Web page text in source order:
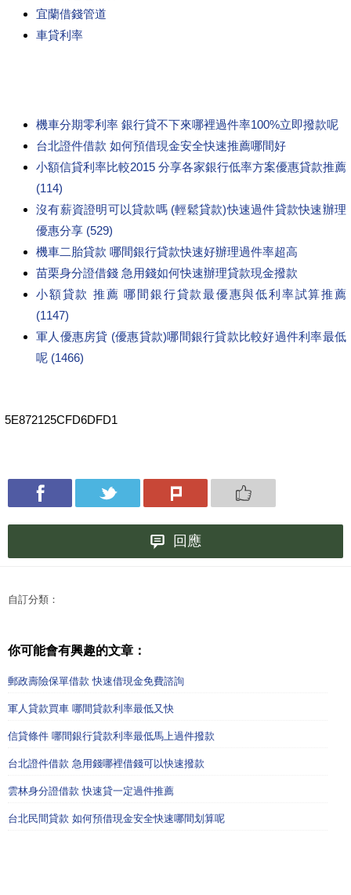
宜蘭借錢管道
車貸利率
機車分期零利率 銀行貸不下來哪裡過件率100%立即撥款呢
台北證件借款 如何預借現金安全快速推薦哪間好
小額信貸利率比較2015 分享各家銀行低率方案優惠貸款推薦
(114)
沒有薪資證明可以貸款嗎 (輕鬆貸款)快速過件貸款快速辦理
優惠分享 (529)
機車二胎貸款 哪間銀行貸款快速好辦理過件率超高
苗栗身分證借錢 急用錢如何快速辦理貸款現金撥款
小額貸款 推薦 哪間銀行貸款最優惠與低利率試算推薦
(1147)
軍人優惠房貸 (優惠貸款)哪間銀行貸款比較好過件利率最低
呢 (1466)
5E872125CFD6DFD1
回應
自訂分類：
你可能會有興趣的文章：
郵政壽險保單借款 快速借現金免費諮詢
軍人貸款買車 哪間貸款利率最低又快
信貸條件 哪間銀行貸款利率最低馬上過件撥款
台北證件借款 急用錢哪裡借錢可以快速撥款
雲林身分證借款 快速貸一定過件推薦
台北民間貸款 如何預借現金安全快速哪間划算呢